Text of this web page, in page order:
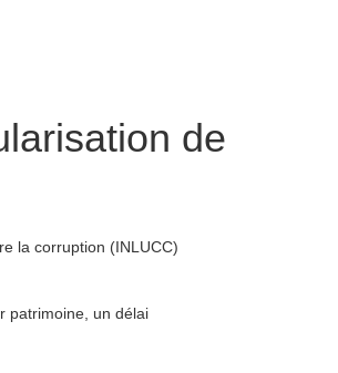
de
la corruption (INLUCC)
patrimoine, un délai